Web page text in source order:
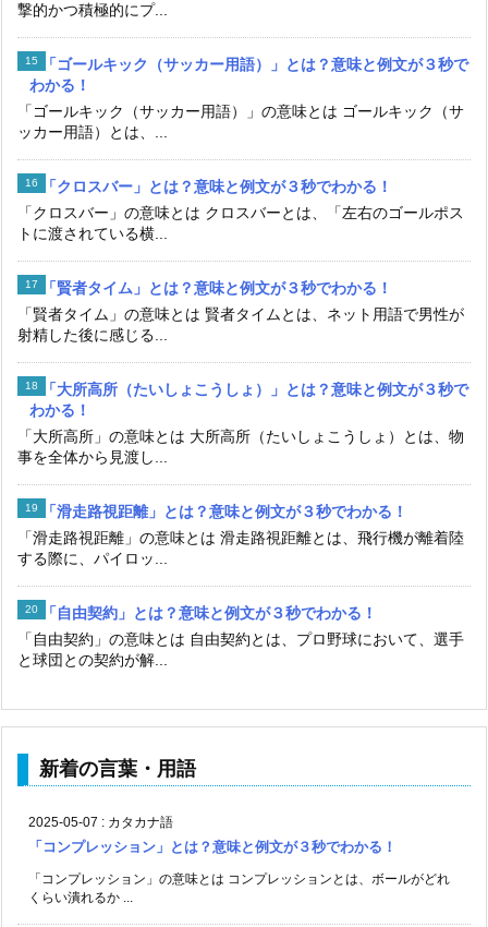
撃的かつ積極的にプ...
「ゴールキック（サッカー用語）」とは？意味と例文が３秒で
わかる！
「ゴールキック（サッカー用語）」の意味とは ゴールキック（サ
ッカー用語）とは、...
「クロスバー」とは？意味と例文が３秒でわかる！
「クロスバー」の意味とは クロスバーとは、「左右のゴールポス
トに渡されている横...
「賢者タイム」とは？意味と例文が３秒でわかる！
「賢者タイム」の意味とは 賢者タイムとは、ネット用語で男性が
射精した後に感じる...
「大所高所（たいしょこうしょ）」とは？意味と例文が３秒で
わかる！
「大所高所」の意味とは 大所高所（たいしょこうしょ）とは、物
事を全体から見渡し...
「滑走路視距離」とは？意味と例文が３秒でわかる！
「滑走路視距離」の意味とは 滑走路視距離とは、飛行機が離着陸
する際に、パイロッ...
「自由契約」とは？意味と例文が３秒でわかる！
「自由契約」の意味とは 自由契約とは、プロ野球において、選手
と球団との契約が解...
新着の言葉・用語
2025-05-07 : カタカナ語
「コンプレッション」とは？意味と例文が３秒でわかる！
「コンプレッション」の意味とは コンプレッションとは、ボールがどれ
くらい潰れるか ...